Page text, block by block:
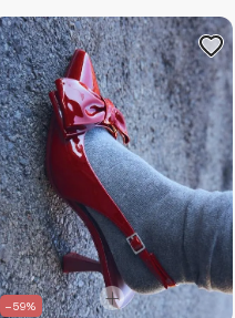
–59%